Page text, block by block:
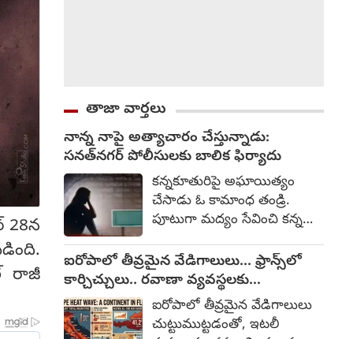
28న
రాజీ
తాజా వార్తలు
నాన్న నాపై అత్యాచారం చేస్తున్నాడు:
సనత్‌నగర్ పోలీసులకు బాలిక ఫిర్యాదు
కన్నకూతురిపై అఘాయిత్యం
చేసాడు ఓ కామాంధ తండ్రి.
పూటుగా మద్యం సేవించి కన్న
అత్యాచారం చేసిన దారుణ
ఘటన బాధిత బాలిక ఫిర్యాదుతో
వెలుగులోకి వచ్చింది. పోలీసులు
వెల్లడించిన వివరాలు ఇలా
వున్నాయి. హైదరాబాదులోని
ఐరోపాలో తీవ్రమైన వేడిగాలులు... ఫ్రాన్స్‌లో
కార్చిచ్చులు.. రవాణా వ్యవస్థలకు
అంతరాయం
ఐరోపాలో తీవ్రమైన వేడిగాలులు
చుట్టుముట్టడంతో, ఇటలీ